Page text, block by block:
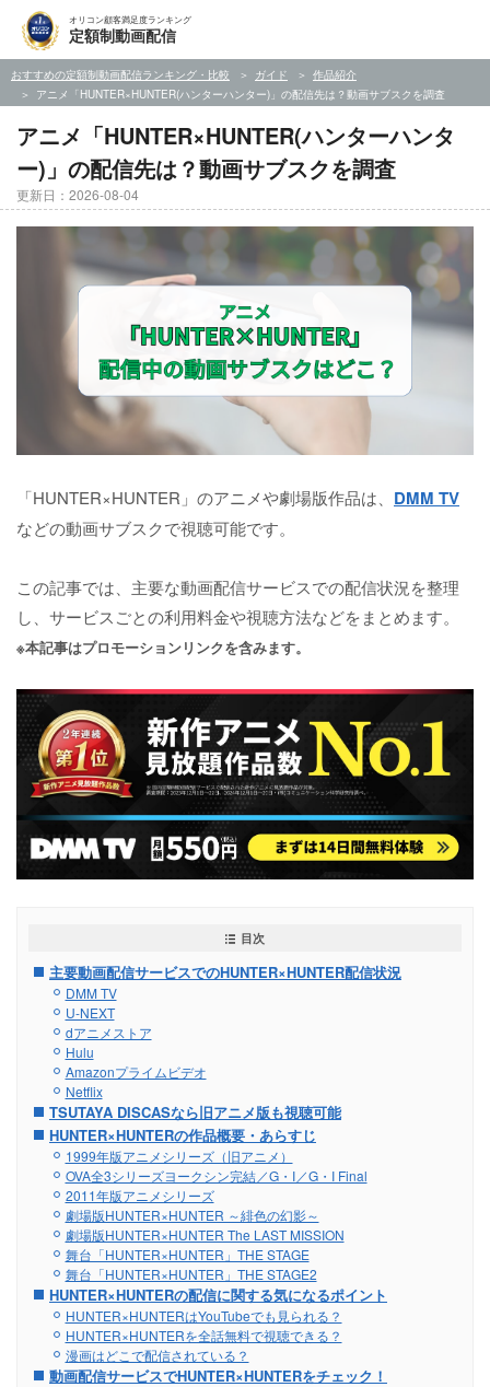
オリコン顧客満足度ランキング
定額制動画配信
おすすめの定額制動画配信ランキング・比較 ガイド
作品紹介
アニメ「HUNTER×HUNTER(ハンターハンター)」の配信先は？動画サブスクを調査
アニメ「HUNTER×HUNTER(ハンターハンタ
ー)」の配信先は？動画サブスクを調査
更新日：2026-08-04
「HUNTER×HUNTER」のアニメや劇場版作品は、 DMM TV
などの動画サブスクで視聴可能です。
この記事では、主要な動画配信サービスでの配信状況を整理
し、サービスごとの利用料金や視聴方法などをまとめます。
※本記事はプロモーションリンクを含みます。
目次
主要動画配信サービスでのHUNTER×HUNTER配信状況
DMM TV
U-NEXT
dアニメストア
Hulu
Amazonプライムビデオ
Netflix
TSUTAYA DISCASなら旧アニメ版も視聴可能
HUNTER×HUNTERの作品概要・あらすじ
1999年版アニメシリーズ（旧アニメ）
OVA全3シリーズヨークシン完結／G・I／G・I Final
2011年版アニメシリーズ
劇場版HUNTER×HUNTER ～緋色の幻影～
劇場版HUNTER×HUNTER The LAST MISSION
舞台「HUNTER×HUNTER」THE STAGE
舞台「HUNTER×HUNTER」THE STAGE2
HUNTER×HUNTERの配信に関する気になるポイント
HUNTER×HUNTERはYouTubeでも見られる？
HUNTER×HUNTERを全話無料で視聴できる？
漫画はどこで配信されている？
動画配信サービスでHUNTER×HUNTERをチェック！